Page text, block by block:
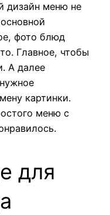
дизайн меню не
фото блюд
Главное, чтобы
А далее
картинки.
меню с
для